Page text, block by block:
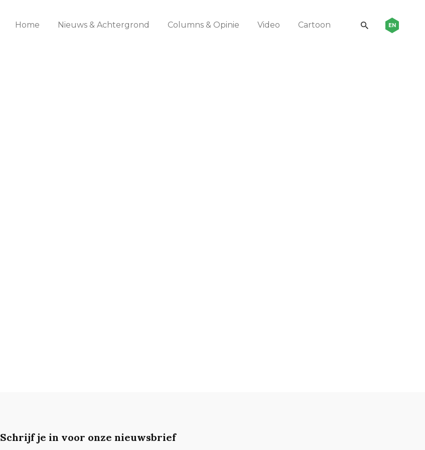
Home Nieuws & Achtergrond Columns & Opinie Video Cartoon EN
Schrijf je in voor onze nieuwsbrief